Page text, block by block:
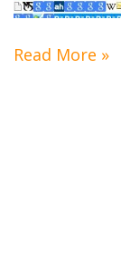
Read More »